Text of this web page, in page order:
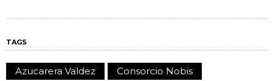
TAGS
Azucarera Valdez
Consorcio Nobis